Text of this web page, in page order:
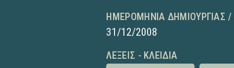
ΗΜΕΡΟΜΗΝΊΑ ΔΗΜΙΟΥΡΓΊΑΣ
31/12/2008
ΛΈΞΕΙΣ - ΚΛΕΙΔΙΆ